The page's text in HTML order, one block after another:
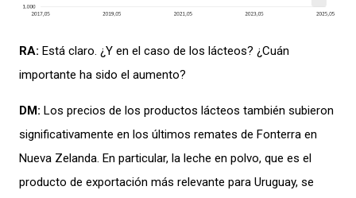
RA: Está claro. ¿Y en el caso de los lácteos? ¿Cuán
importante ha sido el aumento?
DM: Los precios de los productos lácteos también subieron
significativamente en los últimos remates de Fonterra en
Nueva Zelanda. En particular, la leche en polvo, que es el
producto de exportación más relevante para Uruguay, se